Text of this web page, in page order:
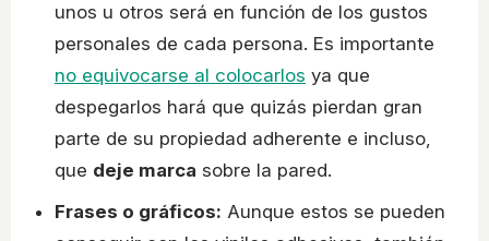
unos u otros será en función de los gustos
personales de cada persona. Es importante
no equivocarse al colocarlos ya que
despegarlos hará que quizás pierdan gran
parte de su propiedad adherente e incluso,
que deje marca sobre la pared.
Frases o gráficos: Aunque estos se pueden